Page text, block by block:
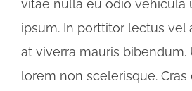
vitae nulla eu odio vehicula
ipsum. In porttitor lectus vel
at viverra mauris
lorem non scelerisque.